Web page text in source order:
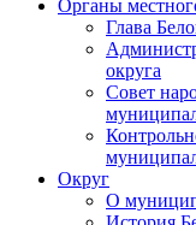
Органы
Глава
округа
Совет
Округ
О